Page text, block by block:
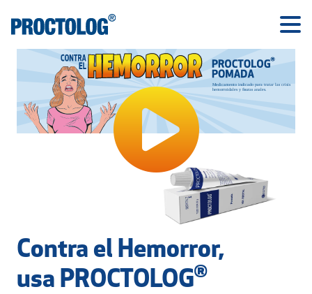
Contra el Hemorror,
usa PROCTOLOG®